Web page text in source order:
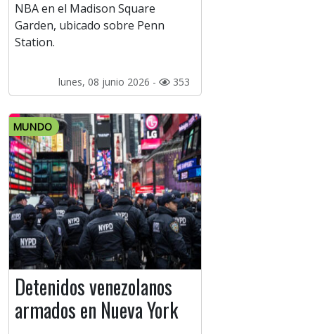
NBA en el Madison Square
Garden, ubicado sobre Penn
Station.
lunes, 08 junio 2026 - 353
MUNDO
Detenidos venezolanos
armados en Nueva York